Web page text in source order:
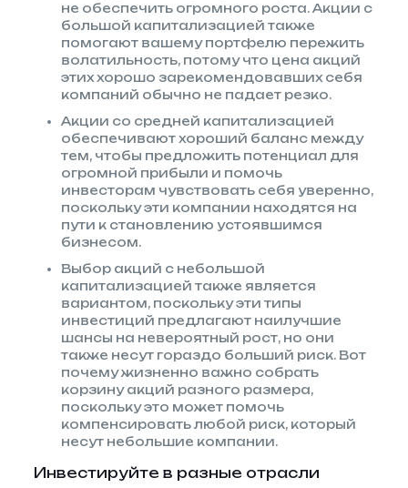
не обеспечить огромного роста. Акции с
большой капитализацией также
помогают вашему портфелю пережить
волатильность, потому что цена акций
этих хорошо зарекомендовавших себя
компаний обычно не падает резко.
Акции со средней капитализацией
обеспечивают хороший баланс между
тем, чтобы предложить потенциал для
огромной прибыли и помочь
инвесторам чувствовать себя уверенно,
поскольку эти компании находятся на
пути к становлению устоявшимся
бизнесом.
Выбор акций с небольшой
капитализацией также является
вариантом, поскольку эти типы
инвестиций предлагают наилучшие
шансы на невероятный рост, но они
также несут гораздо больший риск. Вот
почему жизненно важно собрать
корзину акций разного размера,
поскольку это может помочь
компенсировать любой риск, который
несут небольшие компании.
Инвестируйте в разные отрасли